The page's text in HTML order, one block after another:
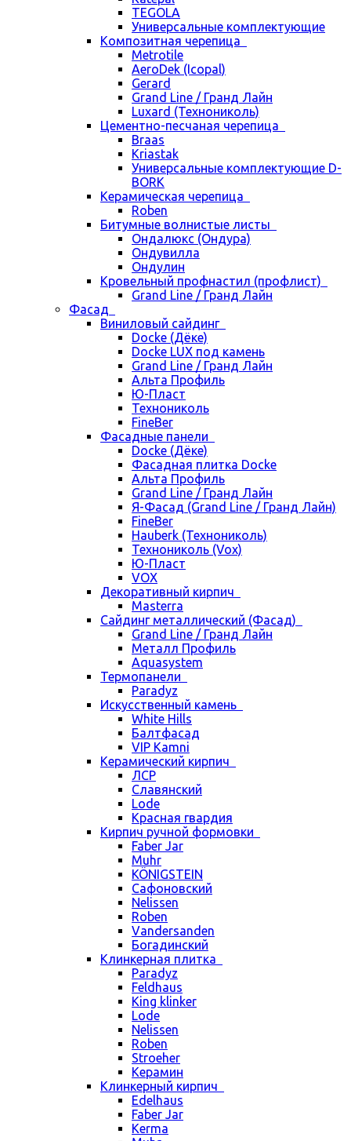
TEGOLA
Универсальные комплектующие
Композитная черепица
Metrotile
AeroDek (Icopal)
Gerard
Grand Line / Гранд Лайн
Luxard (Технониколь)
Цементно-песчаная черепица
Braas
Kriastak
Универсальные комплектующие D-
BORK
Керамическая черепица
Roben
Битумные волнистые листы
Ондалюкс (Ондура)
Ондувилла
Ондулин
Кровельный профнастил (профлист)
Grand Line / Гранд Лайн
Фасад
Виниловый сайдинг
Docke (Дёке)
Docke LUX под камень
Grand Line / Гранд Лайн
Альта Профиль
Ю-Пласт
Технониколь
FineBer
Фасадные панели
Docke (Дёке)
Фасадная плитка Docke
Альта Профиль
Grand Line / Гранд Лайн
Я-Фасад (Grand Line / Гранд Лайн)
FineBer
Hauberk (Технониколь)
Технониколь (Vox)
Ю-Пласт
VOX
Декоративный кирпич
Masterra
Сайдинг металлический (Фасад)
Grand Line / Гранд Лайн
Металл Профиль
Aquasystem
Термопанели
Paradyz
Искусственный камень
White Hills
Балтфасад
VIP Kamni
Керамический кирпич
ЛСР
Славянский
Lode
Красная гвардия
Кирпич ручной формовки
Faber Jar
Muhr
KÖNIGSTEIN
Сафоновский
Nelissen
Roben
Vandersanden
Богадинский
Клинкерная плитка
Paradyz
Feldhaus
King klinker
Lode
Nelissen
Roben
Stroeher
Керамин
Клинкерный кирпич
Edelhaus
Faber Jar
Kerma